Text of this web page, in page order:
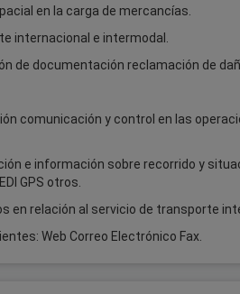
en la carga de mercancías.
internacional e intermodal.
de documentación reclamación de
comunicación y control en las
e información sobre recorrido y
GPS otros.
en relación al servicio de transporte
Web Correo Electrónico Fax.